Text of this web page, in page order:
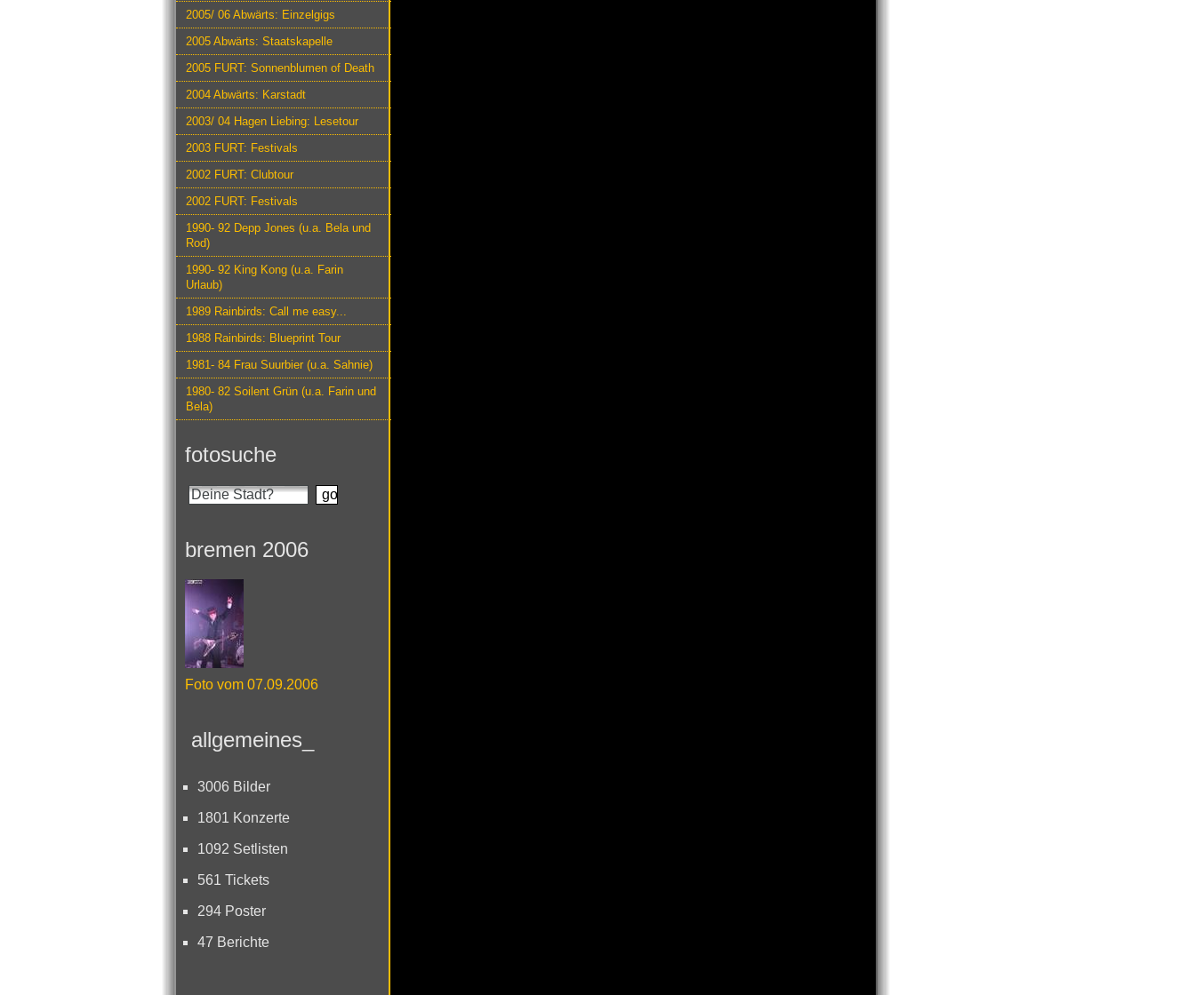
2005/ 06 Abwärts: Einzelgigs
2005 Abwärts: Staatskapelle
2005 FURT: Sonnenblumen of Death
2004 Abwärts: Karstadt
2003/ 04 Hagen Liebing: Lesetour
2003 FURT: Festivals
2002 FURT: Clubtour
2002 FURT: Festivals
1990- 92 Depp Jones (u.a. Bela und
Rod)
1990- 92 King Kong (u.a. Farin
Urlaub)
1989 Rainbirds: Call me easy...
1988 Rainbirds: Blueprint Tour
1981- 84 Frau Suurbier (u.a. Sahnie)
1980- 82 Soilent Grün (u.a. Farin und
Bela)
fotosuche
bremen 2006
Foto vom 07.09.2006
allgemeines_
3006 Bilder
1801 Konzerte
1092 Setlisten
561 Tickets
294 Poster
47 Berichte